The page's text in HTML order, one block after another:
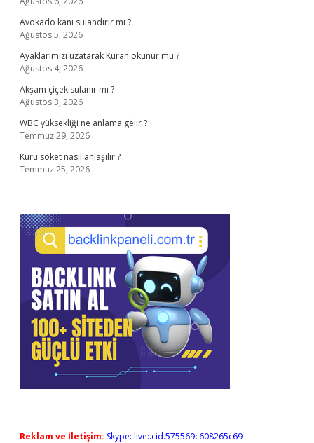
Avokado kanı sulandırır mı ?
Ağustos 5, 2026
Ayaklarımızı uzatarak Kuran okunur mu ?
Ağustos 4, 2026
Akşam çiçek sulanır mı ?
Ağustos 3, 2026
WBC yüksekliği ne anlama gelir ?
Temmuz 29, 2026
Kuru soket nasıl anlaşılır ?
Temmuz 25, 2026
Reklam ve İletişim: Skype: live:.cid.575569c608265c69